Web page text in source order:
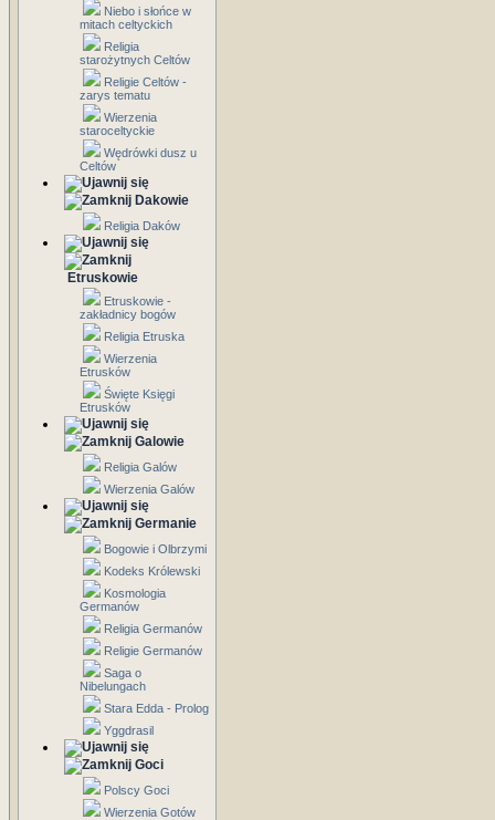
Niebo i słońce w
mitach celtyckich
Religia
starożytnych Celtów
Religie Celtów -
zarys tematu
Wierzenia
staroceltyckie
Wędrówki dusz u
Celtów
Dakowie
Religia Daków
Etruskowie
Etruskowie -
zakładnicy bogów
Religia Etruska
Wierzenia
Etrusków
Święte Księgi
Etrusków
Galowie
Religia Galów
Wierzenia Galów
Germanie
Bogowie i Olbrzymi
Kodeks Królewski
Kosmologia
Germanów
Religia Germanów
Religie Germanów
Saga o
Nibelungach
Stara Edda - Prolog
Yggdrasil
Goci
Polscy Goci
Wierzenia Gotów